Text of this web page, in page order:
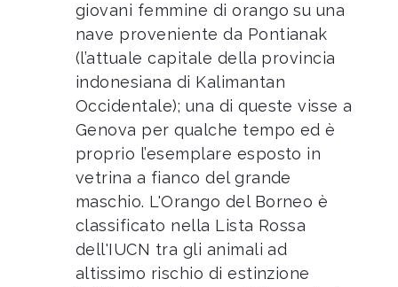
giovani femmine di orango su una
nave proveniente da Pontianak
(l’attuale capitale della provincia
indonesiana di Kalimantan
Occidentale); una di queste visse a
Genova per qualche tempo ed è
proprio l’esemplare esposto in
vetrina a fianco del grande
maschio. L'Orango del Borneo è
classificato nella Lista Rossa
dell'IUCN tra gli animali ad
altissimo rischio di estinzione